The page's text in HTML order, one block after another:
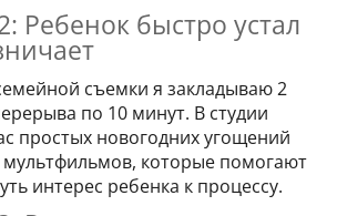
Ребенок быстро устал
съемки я закладываю 2
по 10 минут. В студии
простых новогодних угощений
мультфильмов, которые помогают
интерес ребенка к процессу.